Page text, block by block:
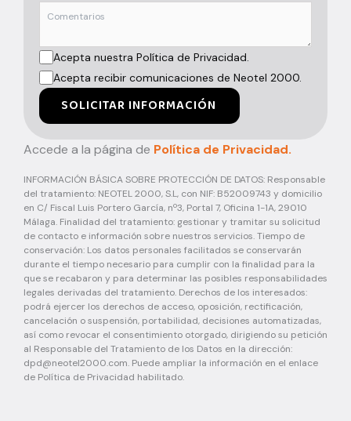
Acepta nuestra Política de Privacidad.
Acepta recibir comunicaciones de Neotel 2000.
SOLICITAR INFORMACIÓN
Accede a la página de Política de Privacidad.
INFORMACIÓN BÁSICA SOBRE PROTECCIÓN DE DATOS: Responsable
del tratamiento: NEOTEL 2000, S.L, con NIF: B52009743 y domicilio
en C/ Fiscal Luis Portero García, nº3, Portal 7, Oficina 1-1A, 29010
Málaga. Finalidad del tratamiento: gestionar y tramitar su solicitud
de contacto e información sobre nuestros servicios. Tiempo de
conservación: Los datos personales facilitados se conservarán
durante el tiempo necesario para cumplir con la finalidad para la
que se recabaron y para determinar las posibles responsabilidades
legales derivadas del tratamiento. Derechos de los interesados:
podrá ejercer los derechos de acceso, oposición, rectificación,
cancelación o suspensión, portabilidad, decisiones automatizadas,
así como revocar el consentimiento otorgado, dirigiendo su petición
al Responsable del Tratamiento de los Datos en la dirección:
dpd@neotel2000.com. Puede ampliar la información en el enlace
de Política de Privacidad habilitado.